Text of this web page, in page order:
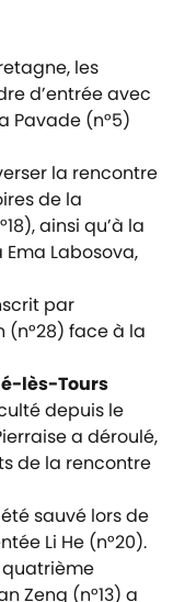
les
d’entrée avec
Pavade (n°5)
la rencontre
de la
ainsi qu’à la
Labosova,
par
(n°28) face à la
lès-Tours
depuis le
a déroulé,
de la rencontre
sauvé lors de
Li He (n°20).
quatrième
Zeng (n°13) a